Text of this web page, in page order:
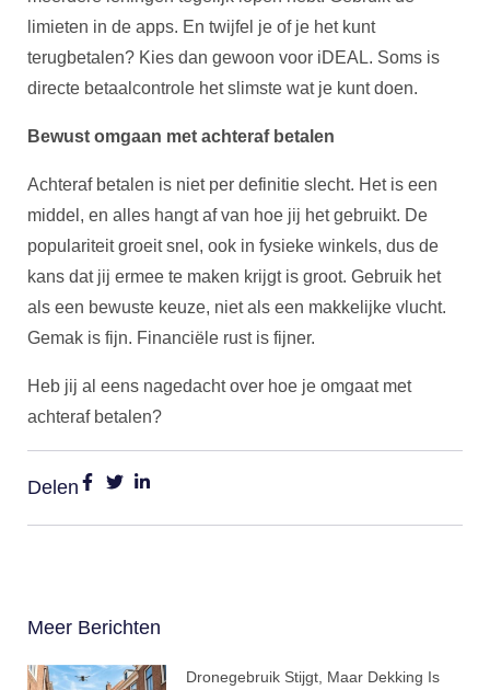
limieten in de apps. En twijfel je of je het kunt
terugbetalen? Kies dan gewoon voor iDEAL. Soms is
directe betaalcontrole het slimste wat je kunt doen.
Bewust omgaan met achteraf betalen
Achteraf betalen is niet per definitie slecht. Het is een
middel, en alles hangt af van hoe jij het gebruikt. De
populariteit groeit snel, ook in fysieke winkels, dus de
kans dat jij ermee te maken krijgt is groot. Gebruik het
als een bewuste keuze, niet als een makkelijke vlucht.
Gemak is fijn. Financiële rust is fijner.
Heb jij al eens nagedacht over hoe je omgaat met
achteraf betalen?
Delen
Meer Berichten
Dronegebruik Stijgt, Maar Dekking Is